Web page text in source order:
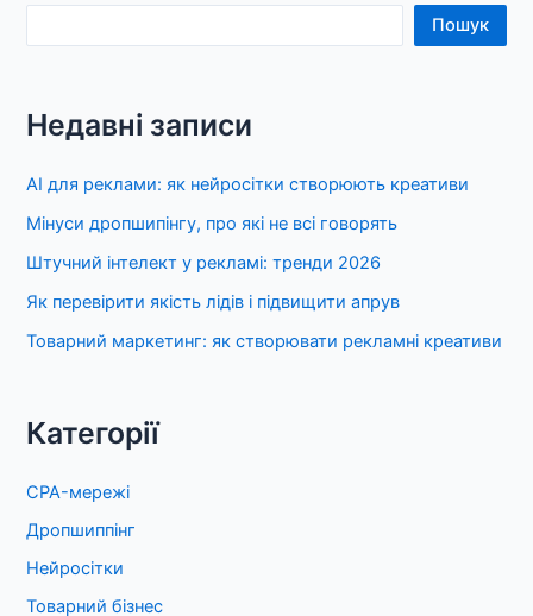
Пошук
Недавні записи
AI для реклами: як нейросітки створюють креативи
Мінуси дропшипінгу, про які не всі говорять
Штучний інтелект у рекламі: тренди 2026
Як перевірити якість лідів і підвищити апрув
Товарний маркетинг: як створювати рекламні креативи
Категорії
CPA-мережі
Дропшиппінг
Нейросітки
Товарний бізнес